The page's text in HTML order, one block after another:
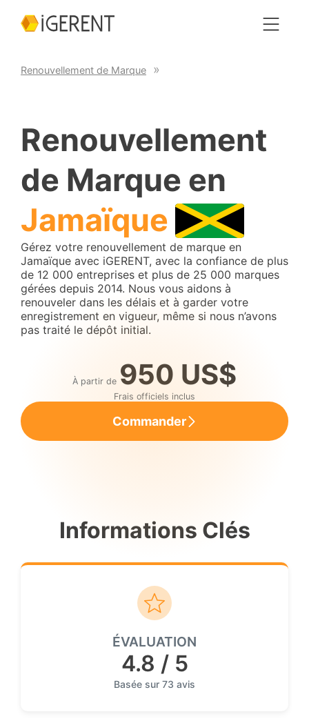
Renouvellement de Marque
Renouvellement
de Marque en
Jamaïque
Gérez votre renouvellement de marque en
Jamaïque avec iGERENT, avec la confiance de plus
de 12 000 entreprises et plus de 25 000 marques
gérées depuis 2014. Nous vous aidons à
renouveler dans les délais et à garder votre
enregistrement en vigueur, même si nous n’avons
pas traité le dépôt initial.
À partir de 950 US$
Frais officiels inclus
Commander
Informations Clés
ÉVALUATION
4.8 / 5
Basée sur 73 avis